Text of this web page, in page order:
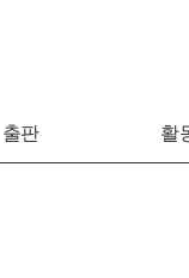
출판 활